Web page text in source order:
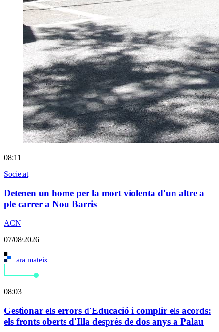
08:11
Societat
Detenen un home per la mort violenta d'un altre a
ple carrer a Nou Barris
ACN
07/08/2026
ara mateix
08:03
Gestionar els errors d'Educació i complir els acords:
els fronts oberts d'Illa després de dos anys a Palau